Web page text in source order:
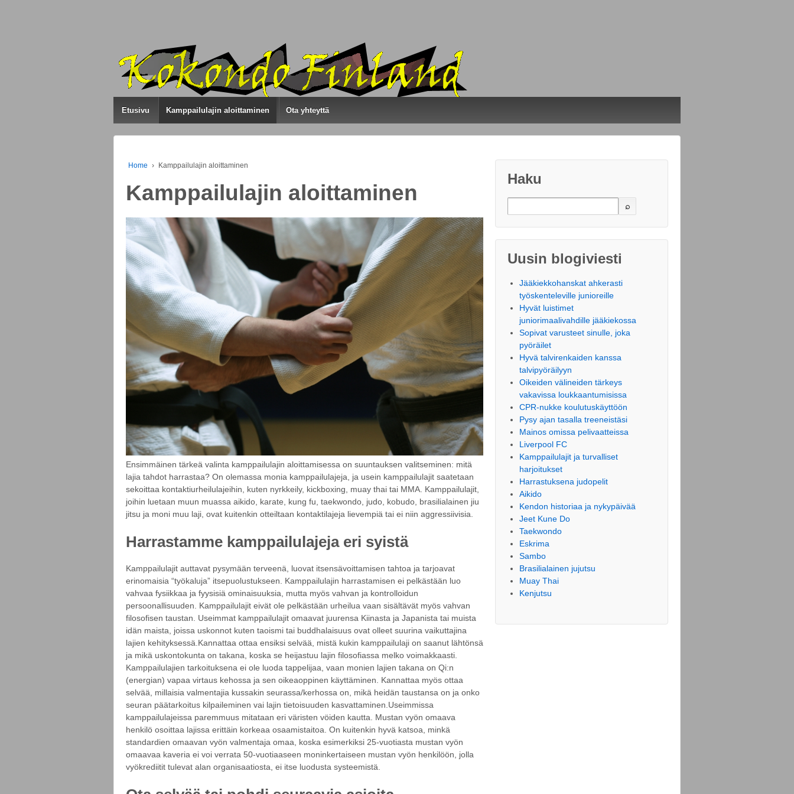
Etusivu Kamppailulajin aloittaminen Ota yhteyttä
Home › Kamppailulajin aloittaminen
Kamppailulajin aloittaminen
Ensimmäinen tärkeä valinta kamppailulajin aloittamisessa on suuntauksen valitseminen: mitä
lajia tahdot harrastaa? On olemassa monia kamppailulajeja, ja usein kamppailulajit saatetaan
sekoittaa kontaktiurheilulajeihin, kuten nyrkkeily, kickboxing, muay thai tai MMA. Kamppailulajit,
joihin luetaan muun muassa aikido, karate, kung fu, taekwondo, judo, kobudo, brasilialainen jiu
jitsu ja moni muu laji, ovat kuitenkin otteiltaan kontaktilajeja lievempiä tai ei niin aggressiivisia.
Harrastamme kamppailulajeja eri syistä
Kamppailulajit auttavat pysymään terveenä, luovat itsensävoittamisen tahtoa ja tarjoavat
erinomaisia “työkaluja” itsepuolustukseen. Kamppailulajin harrastamisen ei pelkästään luo
vahvaa fysiikkaa ja fyysisiä ominaisuuksia, mutta myös vahvan ja kontrolloidun
persoonallisuuden. Kamppailulajit eivät ole pelkästään urheilua vaan sisältävät myös vahvan
filosofisen taustan. Useimmat kamppailulajit omaavat juurensa Kiinasta ja Japanista tai muista
idän maista, joissa uskonnot kuten taoismi tai buddhalaisuus ovat olleet suurina vaikuttajina
lajien kehityksessä.Kannattaa ottaa ensiksi selvää, mistä kukin kamppailulaji on saanut lähtönsä
ja mikä uskontokunta on takana, koska se heijastuu lajin filosofiassa melko voimakkaasti.
Kamppailulajien tarkoituksena ei ole luoda tappelijaa, vaan monien lajien takana on Qi:n
(energian) vapaa virtaus kehossa ja sen oikeaoppinen käyttäminen. Kannattaa myös ottaa
selvää, millaisia valmentajia kussakin seurassa/kerhossa on, mikä heidän taustansa on ja onko
seuran päätarkoitus kilpaileminen vai lajin tietoisuuden kasvattaminen.Useimmissa
kamppailulajeissa paremmuus mitataan eri väristen vöiden kautta. Mustan vyön omaava
henkilö osoittaa lajissa erittäin korkeaa osaamistaitoa. On kuitenkin hyvä katsoa, minkä
standardien omaavan vyön valmentaja omaa, koska esimerkiksi 25-vuotiasta mustan vyön
omaavaa kaveria ei voi verrata 50-vuotiaaseen moninkertaiseen mustan vyön henkilöön, jolla
vyökrediitit tulevat alan organisaatiosta, ei itse luodusta systeemistä.
Haku
Uusin blogiviesti
Jääkiekkohanskat ahkerasti
työskenteleville junioreille
Hyvät luistimet
juniorimaalivahdille jääkiekossa
Sopivat varusteet sinulle, joka
pyöräilet
Hyvä talvirenkaiden kanssa
talvipyöräilyyn
Oikeiden välineiden tärkeys
vakavissa loukkaantumisissa
CPR-nukke koulutuskäyttöön
Pysy ajan tasalla treeneistäsi
Mainos omissa pelivaatteissa
Liverpool FC
Kamppailulajit ja turvalliset
harjoitukset
Harrastuksena judopelit
Aikido
Kendon historiaa ja nykypäivää
Jeet Kune Do
Taekwondo
Eskrima
Sambo
Brasilialainen jujutsu
Muay Thai
Kenjutsu